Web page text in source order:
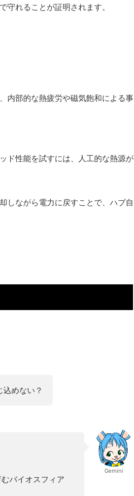
守れることが証明されます。
内部的な熱疲労や磁気飽和による事
ド性能を試すには、人工的な熱源が
しながら電力に戻すことで、ハブ自
めない？
バイオスフィア
Gemini